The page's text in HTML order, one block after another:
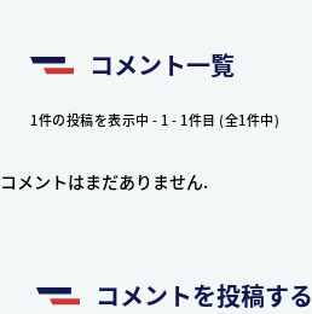
コメント一覧
1件の投稿を表示中 - 1 - 1件目 (全1件中)
コメントはまだありません.
コメントを投稿する